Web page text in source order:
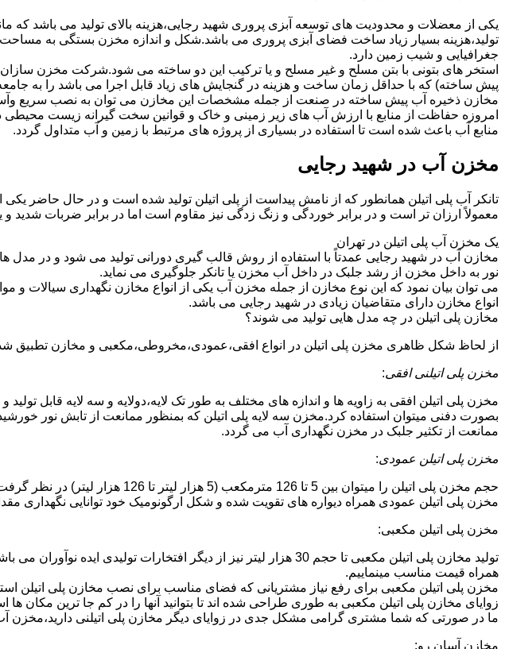
یکی از معضلات و محدودیت های توسعه آبزی پروری شهید رجایی،هزینه بالای تولید می باشد که
تولید،هزینه بسیار زیاد ساخت فضای آبزی پروری می باشد.شکل و اندازه مخزن بستگی به
جغرافیایی و شیب زمین دارد.
استخر های بتونی با بتن مسلح و غیر مسلح و یا ترکیب این دو ساخته می شود.شرکت مخزن
پیش ساخته) که با حداقل زمان ساخت و هزینه در گنجایش های زیاد قابل اجرا می باشد را به
مخازن ذخیره آب پیش ساخته در صنعت از جمله مشخصات این مخازن می توان به نصب سریع
امروزه حفاظت از منابع با ارزش آب های زیر زمینی و خاک و قوانین سخت گیرانه زیست
منابع آب باعث شده است تا استفاده در بسیاری از پروژه های مرتبط با زمین و آب متداول گردد.
مخزن آب در شهید رجایی
تانکر آب پلی اتیلن همانطور که از نامش پیداست از پلی اتیلن تولید شده است و در حال حاضر
معمولاً ارزان تر است و در برابر خوردگی و زنگ زدگی نیز مقاوم است اما در برابر ضربات شدید
یک مخزن آب پلی اتیلن در تهران
مخازن آب در شهید رجایی عمدتاً با استفاده از روش قالب گیری دورانی تولید می شود و در
نور به داخل مخزن از رشد جلبک در داخل آب مخزن یا تانکر جلوگیری می نماید.
می توان بیان نمود که این نوع مخازن از جمله مخزن آب یکی از انواع مخازن نگهداری
انواع مخازن دارای متقاضیان زیادی در شهید رجایی می باشد.
مخازن پلی اتیلن در چه مدل هایی تولید می شوند؟
از لحاظ شکل ظاهری مخزن پلی اتیلن در انواع افقی،عمودی،مخروطی،مکعبی و مخازن تطبیق شده
مخزن پلی اتیلنی افقی:
مخزن پلی اتیلن افقی به زاویه ها و اندازه های مختلف به طور تک لایه،دولایه و سه لایه قابل
بصورت دفنی میتوان استفاده کرد.مخزن سه لایه پلی اتیلن که بمنظور ممانعت از تابش نور
ممانعت از تکثیر جلبک در مخزن نگهداری آب می گردد.
مخزن پلی اتیلن عمودی:
حجم مخزن پلی اتیلن را میتوان بین 5 تا 126 مترمکعب (5 هزار لیتر تا 126 هزار لیتر) در نظر گرفت.در انواع تک لایه،دولایه و سه لایه که قابل تولید می باشد.
مخزن پلی اتیلن عمودی همراه دیواره های تقویت شده و شکل ارگونومیک خود توانایی نگهداری مقدار
مخزن پلی اتیلن مکعبی:
تولید مخازن پلی اتیلن مکعبی تا حجم 30 هزار لیتر نیز از دیگر
همراه قیمت مناسب مینماییم.
مخزن پلی اتیلن مکعبی برای رفع نیاز مشتریانی که فضای مناسب برای نصب مخازن پلی اتیلن
زوایای مخازن پلی اتیلن مکعبی به طوری طراحی شده اند تا بتوانید آنها را در کم جا ترین مکان ها
ما در صورتی که شما مشتری گرامی مشکل جدی در زوایای دیگر مخازن پلی اتیلنی دارید،مخزن آب
مخازن آسان رو: